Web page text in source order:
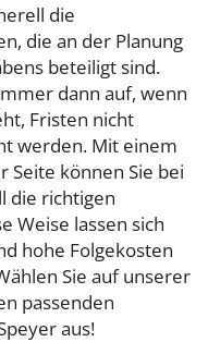
die
die an der Planung
beteiligt sind.
dann auf, wenn
Fristen nicht
werden. Mit einem
Seite können Sie bei
die richtigen
Weise lassen sich
hohe Folgekosten
Sie auf unserer
passenden
aus!